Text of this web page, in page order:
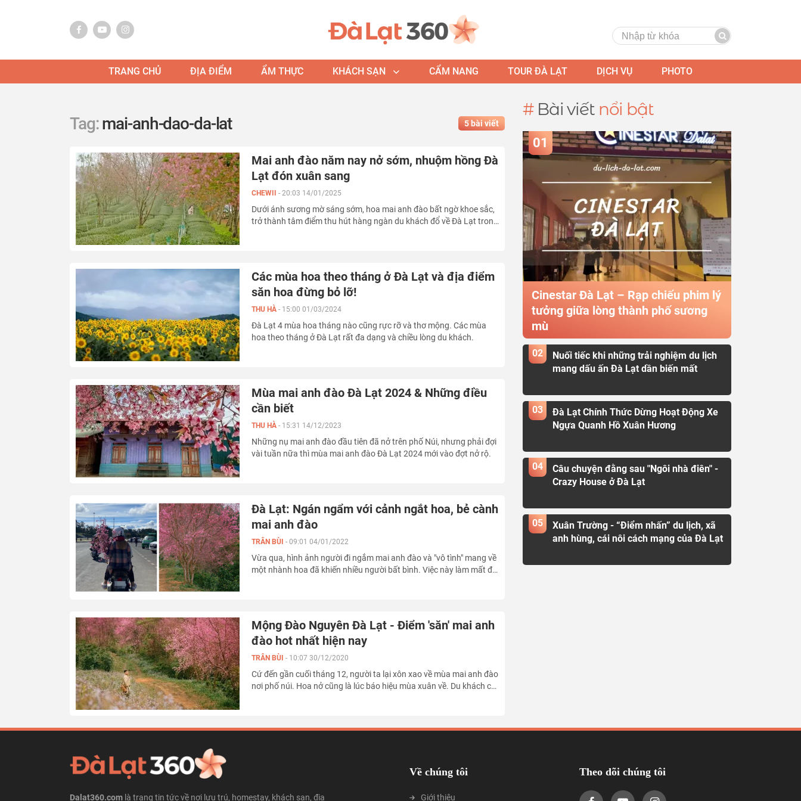
TRANG CHỦ ĐỊA ĐIỂM ẨM THỰC KHÁCH SẠN CẨM NANG TOUR ĐÀ LẠT DỊCH VỤ PHOTO
Tag:mai-anh-dao-da-lat 5 bài viết
Mai anh đào năm nay nở sớm, nhuộm hồng Đà
Lạt đón xuân sang
CHEWII - 20:03 14/01/2025
Dưới ánh sương mờ sáng sớm, hoa mai anh đào bất ngờ khoe sắc,
trở thành tâm điểm thu hút hàng ngàn du khách đổ về Đà Lạt trong
Các mùa hoa theo tháng ở Đà Lạt và địa điểm
săn hoa đừng bỏ lỡ!
THU HÀ - 15:00 01/03/2024
Đà Lạt 4 mùa hoa tháng nào cũng rực rỡ và thơ mộng. Các mùa
hoa theo tháng ở Đà Lạt rất đa dạng và chiều lòng du khách.
Mùa mai anh đào Đà Lạt 2024 & Những điều
cần biết
THU HÀ - 15:31 14/12/2023
Những nụ mai anh đào đầu tiên đã nở trên phố Núi, nhưng phải đợi
vài tuần nữa thì mùa mai anh đào Đà Lạt 2024 mới vào đợt nở rộ.
Đà Lạt: Ngán ngẩm với cảnh ngắt hoa, bẻ cành
mai anh đào
TRÂN BÙI - 09:01 04/01/2022
Vừa qua, hình ảnh người đi ngắm mai anh đào và "vô tình" mang về
một nhành hoa đã khiến nhiều người bất bình. Việc này làm mất đi
Mộng Đào Nguyên Đà Lạt - Điểm 'săn' mai anh
đào hot nhất hiện nay
TRÂN BÙI - 10:07 30/12/2020
Cứ đến gần cuối tháng 12, người ta lại xôn xao về mùa mai anh đào
nơi phố núi. Hoa nở cũng là lúc báo hiệu mùa xuân về. Du khách cứ
#Bài viết nổi bật
01
Cinestar Đà Lạt – Rạp chiếu phim lý
tưởng giữa lòng thành phố sương
mù
02
Nuối tiếc khi những trải nghiệm du lịch
mang dấu ấn Đà Lạt dần biến mất
03
Đà Lạt Chính Thức Dừng Hoạt Động Xe
Ngựa Quanh Hồ Xuân Hương
04
Câu chuyện đằng sau "Ngôi nhà điên" -
Crazy House ở Đà Lạt
05
Xuân Trường - “Điểm nhấn” du lịch, xã
anh hùng, cái nôi cách mạng của Đà Lạt
Dalat360.com là trang tin tức về nơi lưu trú, homestay, khách sạn, địa
Về chúng tôi
Giới thiệu
Theo dõi chúng tôi